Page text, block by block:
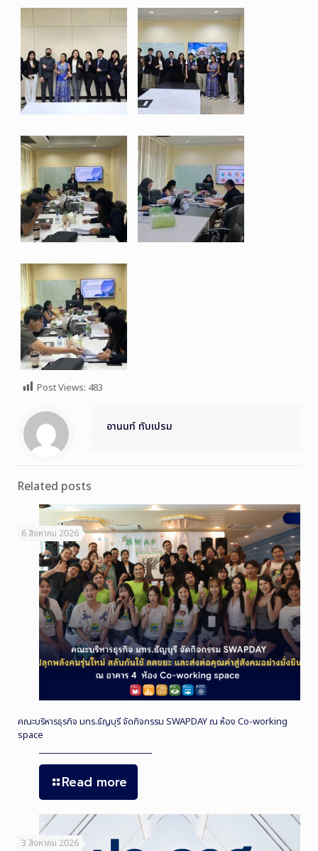
Post Views: 483
อานนท์ ทับเปรม
Related posts
6 สิงหาคม 2026
คณะบริหารธุรกิจ มทร.ธัญบุรี จัดกิจกรรม SWAPDAY ณ ห้อง Co-working
space
Read more
3 สิงหาคม 2026